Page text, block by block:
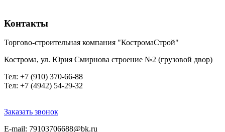
Контакты
Торгово-строительная компания "КостромаСтрой"
Кострома, ул. Юрия Смирнова строение №2 (грузовой двор)
Тел: +7 (910) 370-66-88
Тел: +7 (4942) 54-29-32
Заказать звонок
E-mail: 79103706688@bk.ru